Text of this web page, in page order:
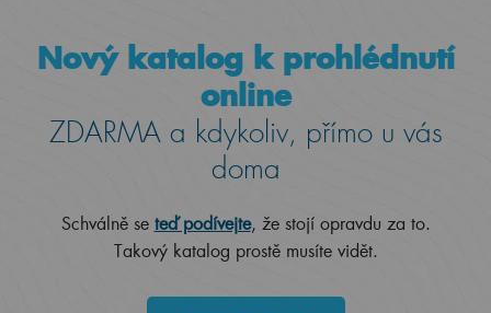
Nový katalog k prohlédnutí
online
ZDARMA a kdykoliv, přímo u vás
doma
Schválně se teď podívejte, že stojí opravdu za to.
Takový katalog prostě musíte vidět.